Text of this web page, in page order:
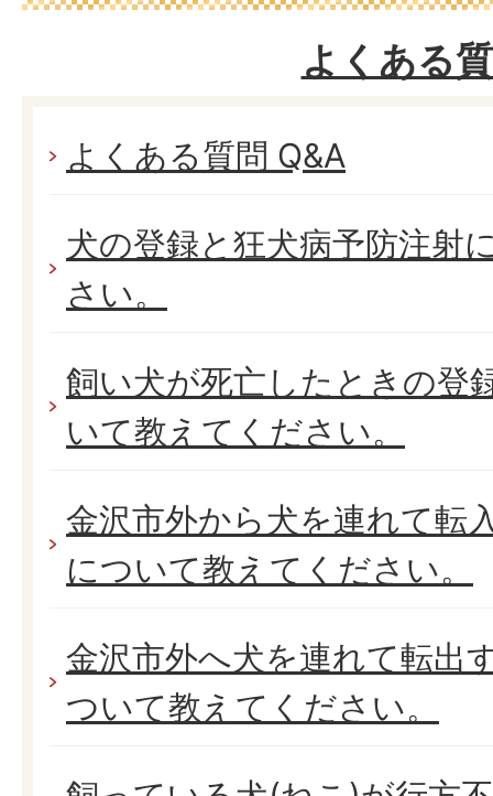
よくある
よくある質問 Q&A
犬の登録と狂犬病予防注射
さい。
飼い犬が死亡したときの登
いて教えてください。
金沢市外から犬を連れて転
について教えてください。
金沢市外へ犬を連れて転出
ついて教えてください。